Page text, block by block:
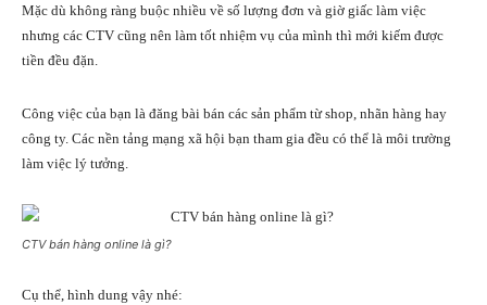
Mặc dù không ràng buộc nhiều về số lượng đơn và giờ giấc làm việc
nhưng các CTV cũng nên làm tốt nhiệm vụ của mình thì mới kiếm được
tiền đều đặn.
Công việc của bạn là đăng bài bán các sản phẩm từ shop, nhãn hàng hay
công ty. Các nền tảng mạng xã hội bạn tham gia đều có thể là môi trường
làm việc lý tưởng.
CTV bán hàng online là gì?
Cụ thể, hình dung vậy nhé: